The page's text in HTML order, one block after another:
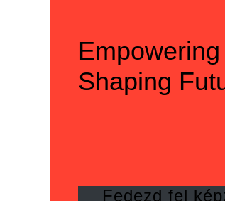
Hello
Shaping
Fedezd fel